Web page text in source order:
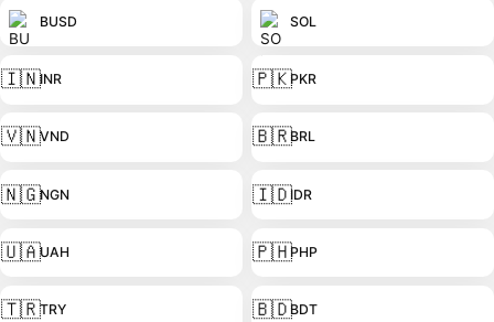
BUSD SOL
🇮🇳INR 🇵🇰PKR
🇻🇳VND 🇧🇷BRL
🇳🇬NGN 🇮🇩IDR
🇺🇦UAH 🇵🇭PHP
🇹🇷TRY 🇧🇩BDT